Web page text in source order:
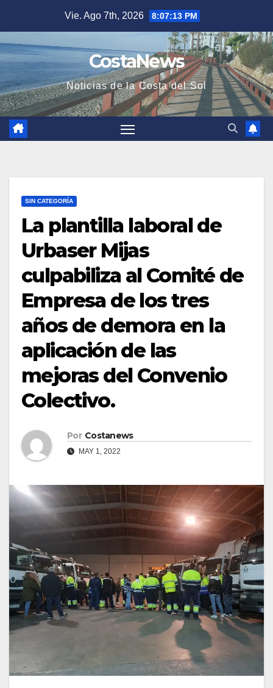
contenido
Vie. Ago 7th, 2026 8:07:14 PM
CostaNews
Noticias de la Costa del Sol
SIN CATEGORÍA
La plantilla laboral de
Urbaser Mijas
culpabiliza al Comité de
Empresa de los tres
años de demora en la
aplicación de las
mejoras del Convenio
Colectivo.
Por Costanews
MAY 1, 2022